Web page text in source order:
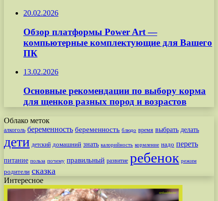
20.02.2026
Обзор платформы Power Art —
компьютерные комплектующие для Вашего
ПК
13.02.2026
Основные рекомендации по выбору корма
для щенков разных пород и возрастов
Облако меток
алкоголь беременность беременность блюдо время выбрать делать
дети детский домашний знать калорийность кормление надо переть
питание польза почему правильный развитие ребенок режим
родители сказка
Интересное